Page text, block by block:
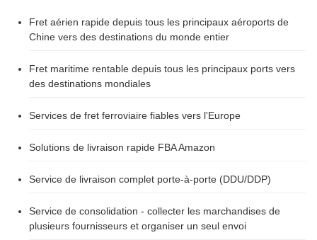
Fret aérien rapide depuis tous les principaux aéroports de
Chine vers des destinations du monde entier
Fret maritime rentable depuis tous les principaux ports vers
des destinations mondiales
Services de fret ferroviaire fiables vers l'Europe
Solutions de livraison rapide FBA Amazon
Service de livraison complet porte-à-porte (DDU/DDP)
Service de consolidation - collecter les marchandises de
plusieurs fournisseurs et organiser un seul envoi